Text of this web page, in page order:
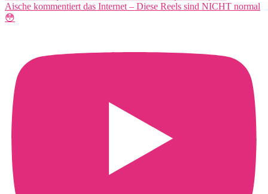
Aische kommentiert das Internet – Diese Reels sind NICHT normal
😳